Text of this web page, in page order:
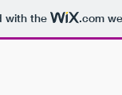
with the .com